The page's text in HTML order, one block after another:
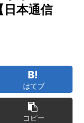
日本通信
はてブ
コピー